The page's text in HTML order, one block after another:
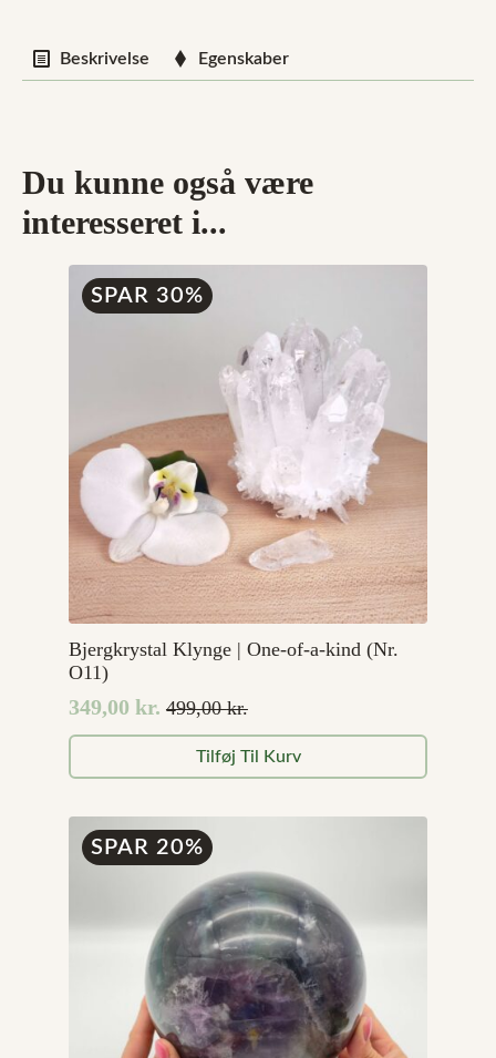
Beskrivelse Egenskaber
Du kunne også være
interesseret i...
SPAR 30%
Bjergkrystal Klynge | One-of-a-kind (Nr.
O11)
499,00kr.
Den
oprindelige
pris
499,00 kr..
349,00 kr.
Den
aktuelle
pris
349,00 kr..
Tilføj Til Kurv
SPAR 20%